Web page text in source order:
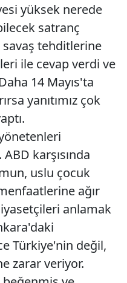
yüksek nerede
satranç
savaş tehditlerine
ile cevap verdi ve
14 Mayıs'ta
yanıtımız çok
karşısında
uslu çocuk
ağır
anlamak
Türkiye'nin değil,
zarar veriyor.